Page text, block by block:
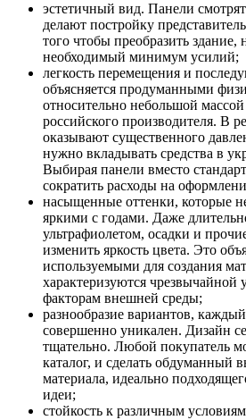
эстетичный вид. Панели
делают постройку
того чтобы преобразить
необходимый минимум усилий;
легкость перемещения и
объясняется продуманными
относительно небольшой
российского производителя. В
оказывают существенного
нужно вкладывать средства в
Выбирая панели вместо
сократить расходы на
насыщенные оттенки, которые
яркими с годами. Даже
ультрафиолетом, осадки и
изменить яркость цвета. Это
используемыми для создания
характеризуются чрезвычайной
факторам внешней среды;
разнообразие вариантов,
совершенно уникален. Дизайн
тщательно. Любой покупатель
каталог, и сделать обдуманный
материала, идеально
идеи;
стойкость к различным